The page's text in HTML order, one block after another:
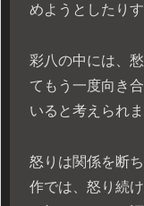
めようとしたり
彩八の中には、
てもう一度向き
いると考えられま
怒りは関係を断
作では、怒り続